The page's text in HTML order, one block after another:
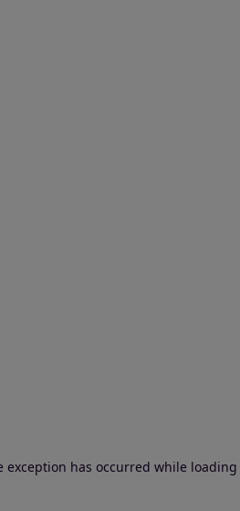
has occurred while loading